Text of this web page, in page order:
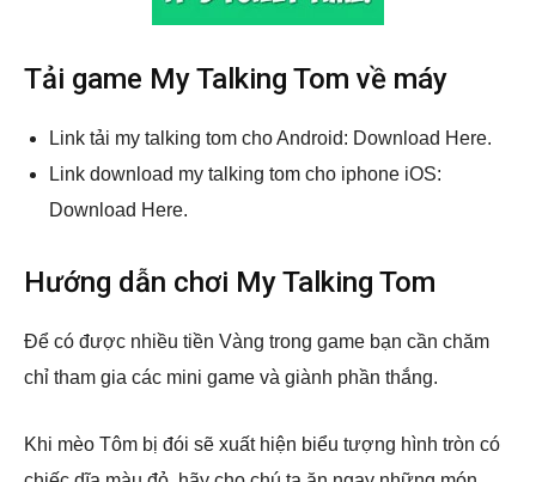
Tải game My Talking Tom về máy
Link tải my talking tom cho Android: Download Here.
Link download my talking tom cho iphone iOS:
Download Here.
Hướng dẫn chơi My Talking Tom
Để có được nhiều tiền Vàng trong game bạn cần chăm
chỉ tham gia các mini game và giành phần thắng.
Khi mèo Tôm bị đói sẽ xuất hiện biểu tượng hình tròn có